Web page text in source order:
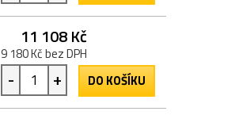
11 108 Kč
9 180 Kč bez DPH
- + DO KOŠÍKU